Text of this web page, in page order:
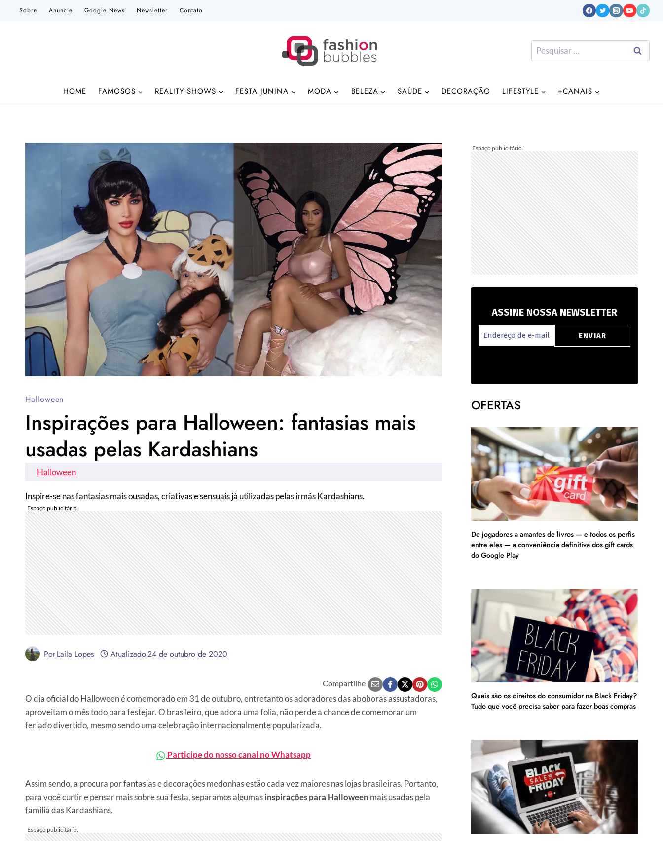
Sobre Anuncie Google News Newsletter Contato
Pesquisar
por:
HOME FAMOSOS REALITY SHOWS FESTA JUNINA MODA BELEZA SAÚDE DECORAÇÃO LIFESTYLE +CANAIS
Halloween
Inspirações para Halloween: fantasias mais
usadas pelas Kardashians
Halloween
Inspire-se nas fantasias mais ousadas, criativas e sensuais já utilizadas pelas irmãs Kardashians.
PorLaila Lopes Atualizado24 de outubro de 2020
Compartilhe
O dia oficial do Halloween é comemorado em 31 de outubro, entretanto os adoradores das aboboras assustadoras,
aproveitam o mês todo para festejar. O brasileiro, que adora uma folia, não perde a chance de comemorar um
feriado divertido, mesmo sendo uma celebração internacionalmente popularizada.
Participe do nosso canal no Whatsapp
Assim sendo, a procura por fantasias e decorações medonhas estão cada vez maiores nas lojas brasileiras. Portanto,
para você curtir e pensar mais sobre sua festa, separamos algumasinspirações para Halloween mais usadas pela
família das Kardashians.
ASSINE NOSSA NEWSLETTER
OFERTAS
De jogadores a amantes de livros — e todos os perfis
entre eles — a conveniência definitiva dos gift cards
do Google Play
Quais são os direitos do consumidor na Black Friday?
Tudo que você precisa saber para fazer boas compras